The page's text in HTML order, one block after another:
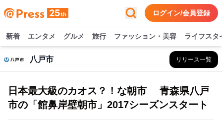
ログイン/会員登録
新着 エンタメ グルメ 旅行 ファッション・美容 ライフスタ
八戸市 リリース一覧
日本最大級のカオス？！な朝市 青森県八戸
市の「館鼻岸壁朝市」2017シーズンスタート